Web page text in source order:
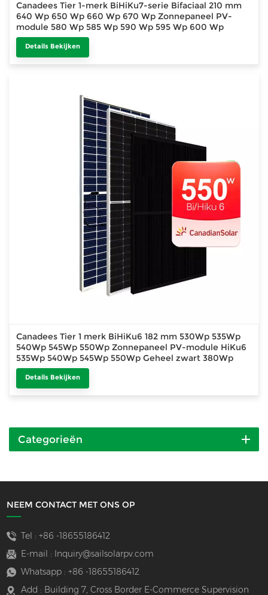
Canadees Tier 1-merk BiHiKu7-serie Bifaciaal 210 mm
640 Wp 650 Wp 660 Wp 670 Wp Zonnepaneel PV-
module 580 Wp 585 Wp 590 Wp 595 Wp 600 Wp
Details Bekijken
Canadees Tier 1 merk BiHiKu6 182 mm 530Wp 535Wp
540Wp 545Wp 550Wp Zonnepaneel PV-module HiKu6
535Wp 540Wp 545Wp 550Wp Geheel zwart 380Wp
385Wp 390Wp 400Wp
Details Bekijken
Categorieën
NEEM CONTACT MET ONS OP
Tel : +86 -18655186412
E-mail :
Inquiry@sailsolarpv.com
Whatsapp : +86 -18655186412
Add : Building 7, Cross Border E-Commerce Supervision